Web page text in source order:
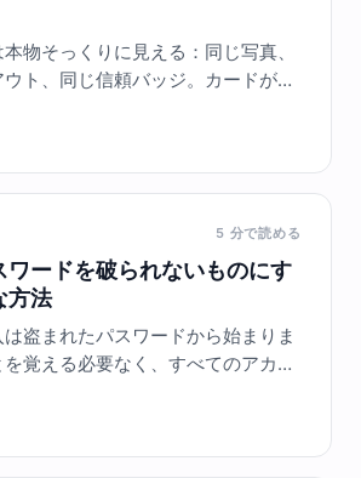
物そっくりに見える：同じ写真、
ト、同じ信頼バッジ。カードが請
5 分で読める
ワードを破られないものにす
方法
盗まれたパスワードから始まりま
覚える必要なく、すべてのアカウ